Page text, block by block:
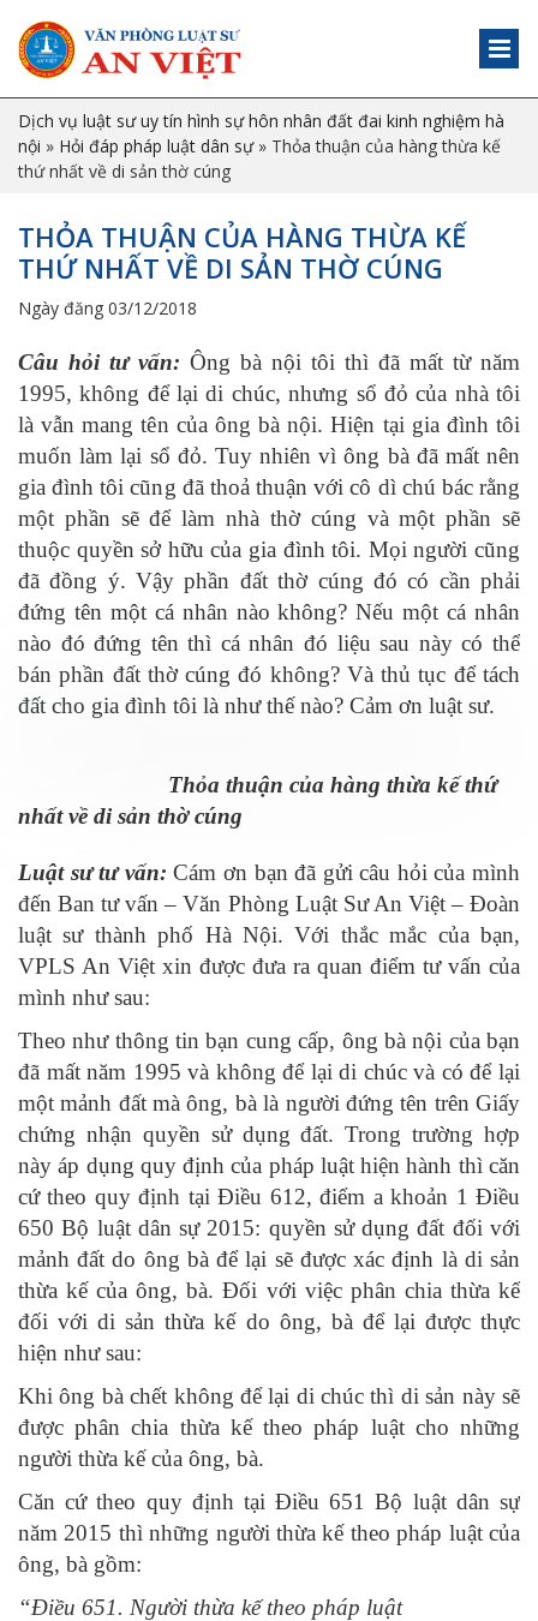
Dịch vụ luật sư uy tín hình sự hôn nhân đất đai kinh nghiệm hà
nội » Hỏi đáp pháp luật dân sự» Thỏa thuận của hàng thừa kế
thứ nhất về di sản thờ cúng
THỎA THUẬN CỦA HÀNG THỪA KẾ
THỨ NHẤT VỀ DI SẢN THỜ CÚNG
Ngày đăng 03/12/2018
Câu hỏitư vấn: Ông bà nội tôi thì đã mất từ năm
1995, không để lại di chúc, nhưng sổ đỏ của nhà tôi
là vẫn mang tên của ông bà nội. Hiện tại gia đình tôi
muốn làm lại sổ đỏ. Tuy nhiên vì ông bà đã mất nên
gia đình tôi cũng đã thoả thuận với cô dì chú bác rằng
một phần sẽ để làm nhà thờ cúng và một phần sẽ
thuộc quyền sở hữu của gia đình tôi. Mọi người cũng
đã đồng ý. Vậy phần đất thờ cúng đó có cần phải
đứng tên một cá nhân nào không? Nếu một cá nhân
nào đó đứng tên thì cá nhân đó liệu sau này có thể
bán phần đất thờ cúng đó không? Và thủ tục để tách
đất cho gia đình tôi là như thế nào? Cảm ơn luật sư.
Thỏa thuận của hàng thừa kế thứ
nhất về di sản thờ cúng
Luật sư tư vấn: Cám ơn bạn đã gửi câu hỏi của mình
đến Ban tư vấn – Văn Phòng Luật Sư An Việt – Đoàn
luật sư thành phố Hà Nội. Với thắc mắc của bạn,
VPLS An Việt xin được đưa ra quan điểm tư vấn của
mình như sau:
Theo như thông tin bạn cung cấp, ông bà nội của bạn
đã mất năm 1995 và không để lại di chúc và có để lại
một mảnh đất mà ông, bà là người đứng tên trên Giấy
chứng nhận quyền sử dụng đất. Trong trường hợp
này áp dụng quy định của pháp luật hiện hành thì căn
cứ theo quy định tại Điều 612, điểm a khoản 1 Điều
650 Bộ luật dân sự 2015: quyền sử dụng đất đối với
mảnh đất do ông bà để lại sẽ được xác định là di sản
thừa kế của ông, bà. Đối với việc phân chia thừa kế
đối với di sản thừa kế do ông, bà để lại được thực
hiện như sau:
Khi ông bà chết không để lại di chúc thì di sản này sẽ
được phân chia thừa kế theo pháp luật cho những
người thừa kế của ông, bà.
Căn cứ theo quy định tại Điều 651 Bộ luật dân sự
năm 2015 thì những người thừa kế theo pháp luật của
ông, bà gồm:
“Điều 651. Người thừa kế theo pháp luật